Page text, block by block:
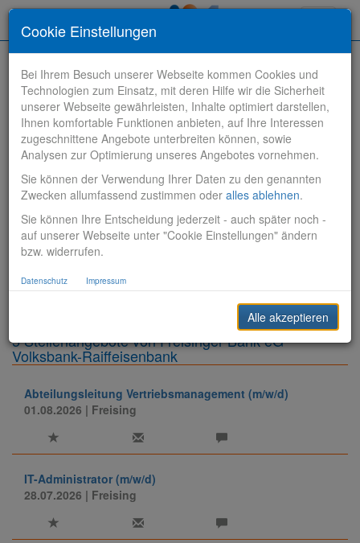
Stelle finden
Vertriebsbank
Produktionsbank
Sonstiges
5 Stellenangebote von Freisinger Bank eG
Volksbank-Raiffeisenbank
Abteilungsleitung Vertriebsmanagement (m/w/d)
01.08.2026 | Freising
IT-Administrator (m/w/d)
28.07.2026 | Freising
Cookie Einstellungen
Bei Ihrem Besuch unserer Webseite kommen Cookies und
Technologien zum Einsatz, mit deren Hilfe wir die Sicherheit
unserer Webseite gewährleisten, Inhalte optimiert darstellen,
Ihnen komfortable Funktionen anbieten, auf Ihre Interessen
zugeschnittene Angebote unterbreiten können, sowie
Analysen zur Optimierung unseres Angebotes vornehmen.
Sie können der Verwendung Ihrer Daten zu den genannten
Zwecken allumfassend zustimmen oder alles ablehnen.
Sie können Ihre Entscheidung jederzeit - auch später noch -
auf unserer Webseite unter "Cookie Einstellungen" ändern
bzw. widerrufen.
Datenschutz Impressum
Alle akzeptieren